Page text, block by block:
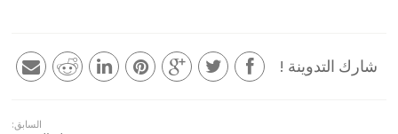
شارك التدوينة !
السابق: